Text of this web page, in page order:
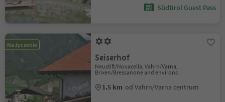
Südtirol Guest Pass
Na życzenie
Seiserhof
Neustift/Novacella, Vahrn/Varna,
Brixen/Bressanone and environs
1.5 km od Vahrn/Varna centrum